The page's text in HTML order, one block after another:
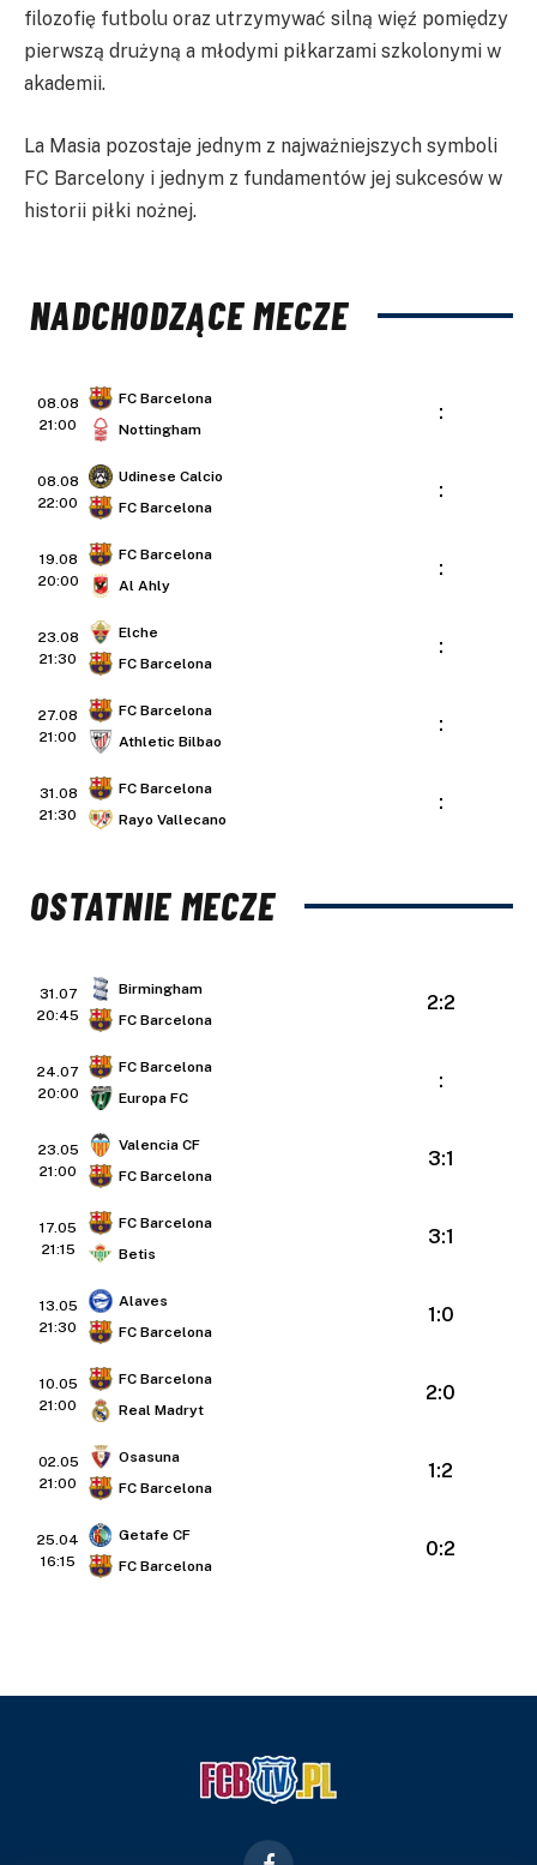
filozofię futbolu oraz utrzymywać silną więź pomiędzy
pierwszą drużyną a młodymi piłkarzami szkolonymi w
akademii.
La Masia pozostaje jednym z najważniejszych symboli
FC Barcelony i jednym z fundamentów jej sukcesów w
historii piłki nożnej.
NADCHODZĄCE MECZE
08.08
21:00
FC Barcelona
Nottingham
:
08.08
22:00
Udinese Calcio
FC Barcelona
:
19.08
20:00
FC Barcelona
Al Ahly
:
23.08
21:30
Elche
FC Barcelona
:
27.08
21:00
FC Barcelona
Athletic Bilbao
:
31.08
21:30
FC Barcelona
Rayo Vallecano
:
OSTATNIE MECZE
31.07
20:45
Birmingham
FC Barcelona
2:2
24.07
20:00
FC Barcelona
Europa FC
:
23.05
21:00
Valencia CF
FC Barcelona
3:1
17.05
21:15
FC Barcelona
Betis
3:1
13.05
21:30
Alaves
FC Barcelona
1:0
10.05
21:00
FC Barcelona
Real Madryt
2:0
02.05
21:00
Osasuna
FC Barcelona
1:2
25.04
16:15
Getafe CF
FC Barcelona
0:2